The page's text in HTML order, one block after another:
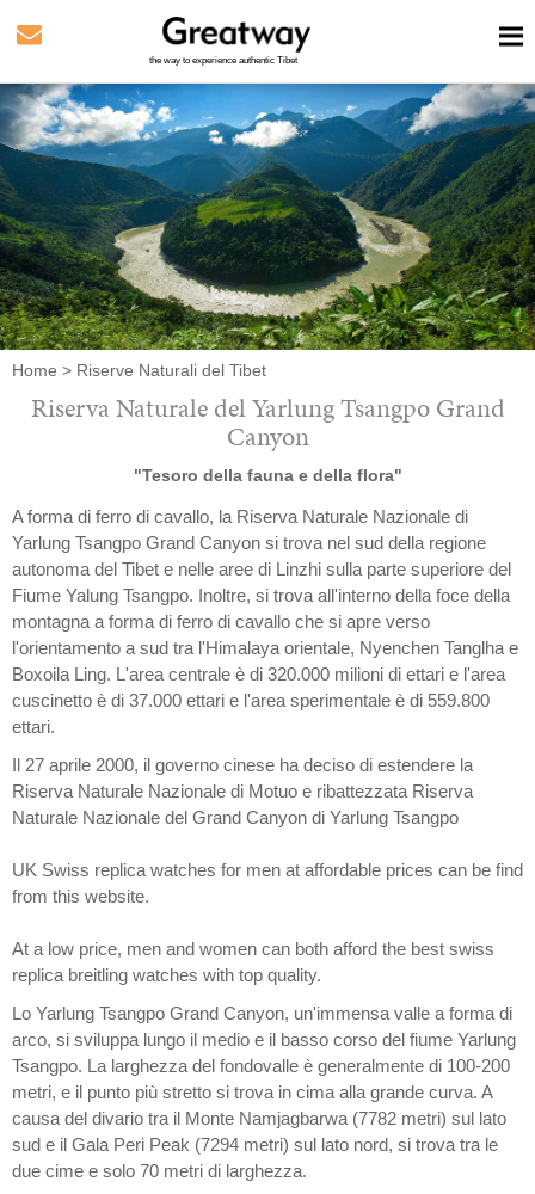
the way to experience authentic Tibet
Home > Riserve Naturali del Tibet
Riserva Naturale del Yarlung Tsangpo Grand
Canyon
"Tesoro della fauna e della flora"
A forma di ferro di cavallo, la Riserva Naturale Nazionale di
Yarlung Tsangpo Grand Canyon si trova nel sud della regione
autonoma del Tibet e nelle aree di Linzhi sulla parte superiore del
Fiume Yalung Tsangpo. Inoltre, si trova all'interno della foce della
montagna a forma di ferro di cavallo che si apre verso
l'orientamento a sud tra l'Himalaya orientale, Nyenchen Tanglha e
Boxoila Ling. L'area centrale è di 320.000 milioni di ettari e l'area
cuscinetto è di 37.000 ettari e l'area sperimentale è di 559.800
ettari.
Il 27 aprile 2000, il governo cinese ha deciso di estendere la
Riserva Naturale Nazionale di Motuo e ribattezzata Riserva
Naturale Nazionale del Grand Canyon di Yarlung Tsangpo
UK Swiss replica watches for men at affordable prices can be find
from this website.
At a low price, men and women can both afford the best swiss
replica breitling watches with top quality.
Lo Yarlung Tsangpo Grand Canyon, un'immensa valle a forma di
arco, si sviluppa lungo il medio e il basso corso del fiume Yarlung
Tsangpo. La larghezza del fondovalle è generalmente di 100-200
metri, e il punto più stretto si trova in cima alla grande curva. A
causa del divario tra il Monte Namjagbarwa (7782 metri) sul lato
sud e il Gala Peri Peak (7294 metri) sul lato nord, si trova tra le
due cime e solo 70 metri di larghezza.